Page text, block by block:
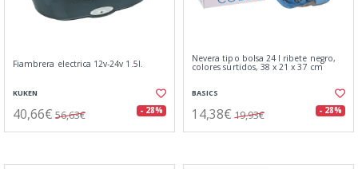
Fiambrera electrica 12v-24v 1.5l.
KUKEN
40,66€ 56,63€ - 28%
Nevera tipo bolsa 24 l ribete negro,
colores surtidos, 38 x 21 x 37 cm
BASICS
14,38€ 19,93€ - 28%